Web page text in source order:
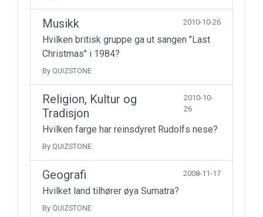
Musikk 2010-10-26
Hvilken britisk gruppe ga ut sangen "Last
Christmas" i 1984?
By QUIZSTONE
Religion, Kultur og
Tradisjon
2010-10-
26
Hvilken farge har reinsdyret Rudolfs nese?
By QUIZSTONE
Geografi 2008-11-17
Hvilket land tilhører øya Sumatra?
By QUIZSTONE